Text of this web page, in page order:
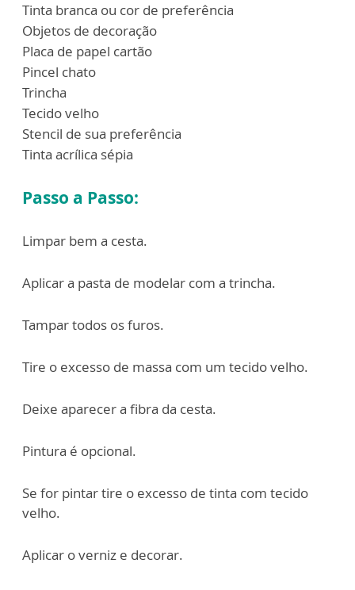
Tinta branca ou cor de preferência
Objetos de decoração
Placa de papel cartão
Pincel chato
Trincha
Tecido velho
Stencil de sua preferência
Tinta acrílica sépia
Passo a Passo:
Limpar bem a cesta.
Aplicar a pasta de modelar com a trincha.
Tampar todos os furos.
Tire o excesso de massa com um tecido velho.
Deixe aparecer a fibra da cesta.
Pintura é opcional.
Se for pintar tire o excesso de tinta com tecido
velho.
Aplicar o verniz e decorar.